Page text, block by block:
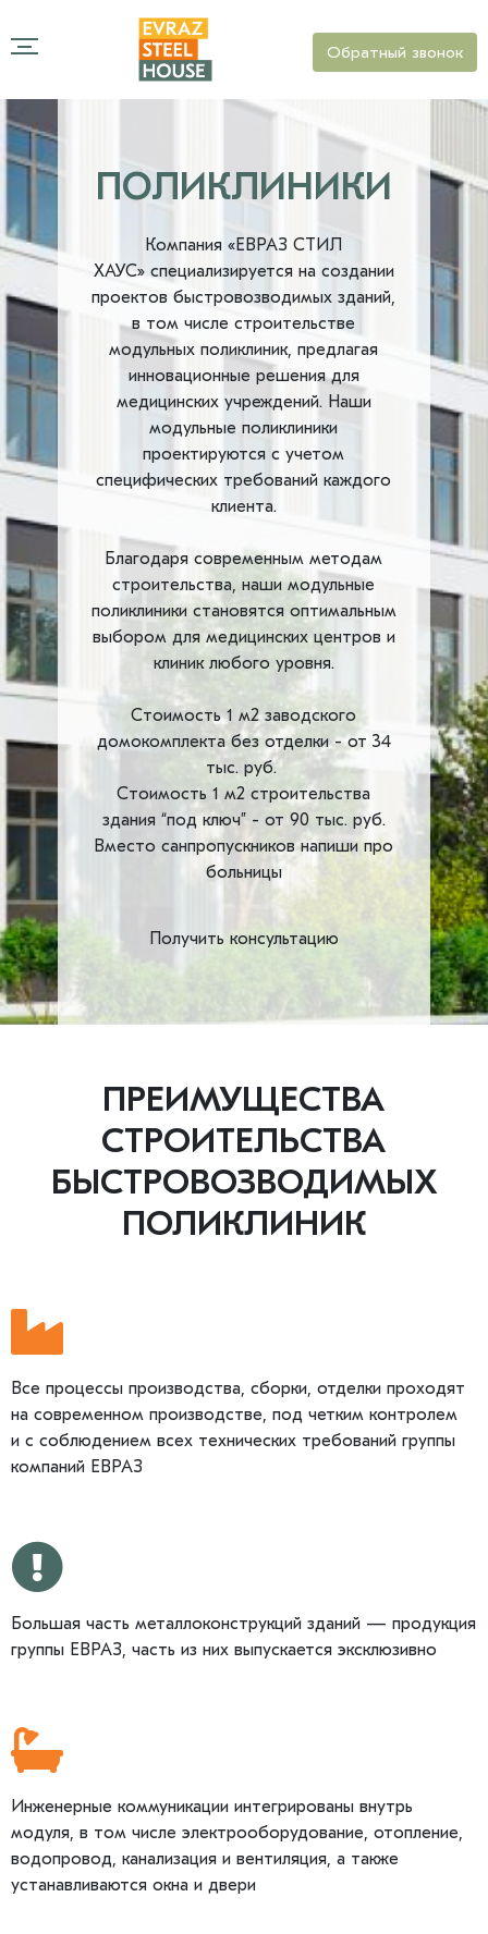
Обратный звонок
ПОЛИКЛИНИКИ
Компания «ЕВРАЗ СТИЛ
ХАУС» специализируется на создании
проектов быстровозводимых зданий,
в том числе строительстве
модульных поликлиник, предлагая
инновационные решения для
медицинских учреждений. Наши
модульные поликлиники
проектируются с учетом
специфических требований каждого
клиента.
Благодаря современным методам
строительства, наши модульные
поликлиники становятся оптимальным
выбором для медицинских центров и
клиник любого уровня.
Стоимость 1 м2 заводского
домокомплекта без отделки - от 34
тыс. руб.
Стоимость 1 м2 строительства
здания “под ключ” - от 90 тыс. руб.
Вместо санпропускников напиши про
больницы
Получить консультацию
ПРЕИМУЩЕСТВА
СТРОИТЕЛЬСТВА
БЫСТРОВОЗВОДИМЫХ
ПОЛИКЛИНИК
Все процессы производства, сборки, отделки проходят
на современном производстве, под четким контролем
и с соблюдением всех технических требований группы
компаний ЕВРАЗ
Большая часть металлоконструкций зданий — продукция
группы ЕВРАЗ, часть из них выпускается эксклюзивно
Инженерные коммуникации интегрированы внутрь
модуля, в том числе электрооборудование, отопление,
водопровод, канализация и вентиляция, а также
устанавливаются окна и двери